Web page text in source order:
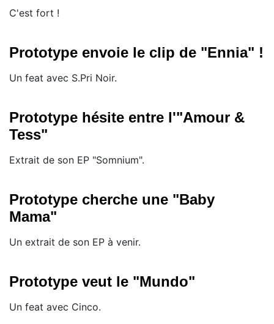
C'est fort !
Prototype envoie le clip de "Ennia" !
Un feat avec S.Pri Noir.
Prototype hésite entre l'"Amour &
Tess"
Extrait de son EP "Somnium".
Prototype cherche une "Baby
Mama"
Un extrait de son EP à venir.
Prototype veut le "Mundo"
Un feat avec Cinco.